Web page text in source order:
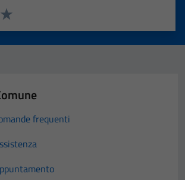
5 stelle su 5
4 stelle su 5
stelle su 5
su 5
5
frequenti